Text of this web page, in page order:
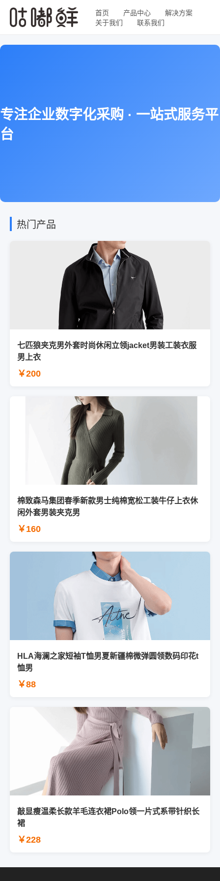
首页 产品中心
解决方案
关于我们
联系我们
专注企业数字化采购 · 一站式服务平
台
热门产品
七匹狼夹克男外套时尚休闲立领jacket男装工装衣服
男上衣
￥200
棉致森马集团春季新款男士纯棉宽松工装牛仔上衣休
闲外套男装夹克男
￥160
HLA海澜之家短袖T恤男夏新疆棉微弹圆领数码印花t
恤男
￥88
敲显瘦温柔长款羊毛连衣裙Polo领一片式系带针织长
裙
￥228